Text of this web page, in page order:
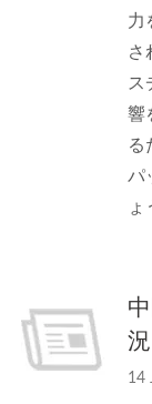
力
さ
ス
響
る
パ
ょ
14